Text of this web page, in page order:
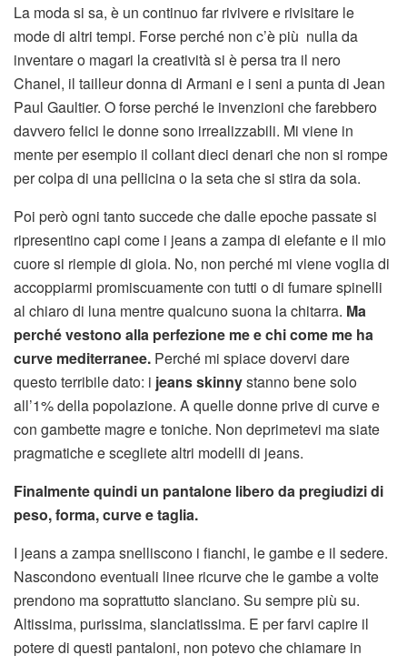
La moda si sa, è un continuo far rivivere e rivisitare le
mode di altri tempi. Forse perché non c’è più nulla da
inventare o magari la creatività si è persa tra il nero
Chanel, il tailleur donna di Armani e i seni a punta di Jean
Paul Gaultier. O forse perché le invenzioni che farebbero
davvero felici le donne sono irrealizzabili. Mi viene in
mente per esempio il collant dieci denari che non si rompe
per colpa di una pellicina o la seta che si stira da sola.
Poi però ogni tanto succede che dalle epoche passate si
ripresentino capi come i jeans a zampa di elefante e il mio
cuore si riempie di gioia. No, non perché mi viene voglia di
accoppiarmi promiscuamente con tutti o di fumare spinelli
al chiaro di luna mentre qualcuno suona la chitarra. Ma
perché vestono alla perfezione me e chi come me ha
curve mediterranee. Perché mi spiace dovervi dare
questo terribile dato: i jeans skinnystanno bene solo
all’1% della popolazione. A quelle donne prive di curve e
con gambette magre e toniche. Non deprimetevi ma siate
pragmatiche e scegliete altri modelli di jeans.
Finalmente quindi un pantalone libero da pregiudizi di
peso, forma, curve e taglia.
I jeans a zampa snelliscono i fianchi, le gambe e il sedere.
Nascondono eventuali linee ricurve che le gambe a volte
prendono ma soprattutto slanciano. Su sempre più su.
Altissima, purissima, slanciatissima. E per farvi capire il
potere di questi pantaloni, non potevo che chiamare in